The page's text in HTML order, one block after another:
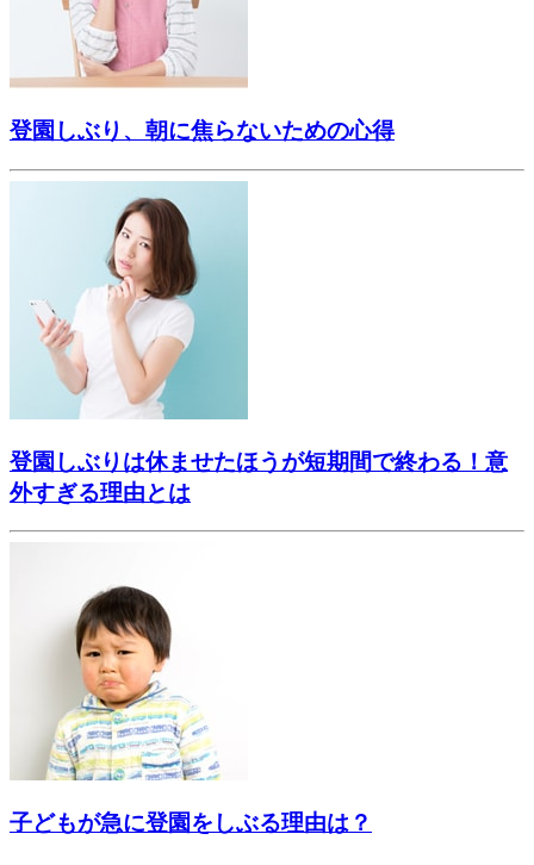
登園しぶり、朝に焦らないための心得
登園しぶりは休ませたほうが短期間で終わる！意
外すぎる理由とは
子どもが急に登園をしぶる理由は？